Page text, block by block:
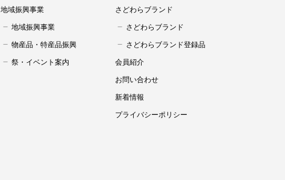
地域振興事業
地域振興事業
物産品・特産品振興
祭・イベント案内
さどわらブランド
さどわらブランド
さどわらブランド登録品
会員紹介
お問い合わせ
新着情報
プライバシーポリシー